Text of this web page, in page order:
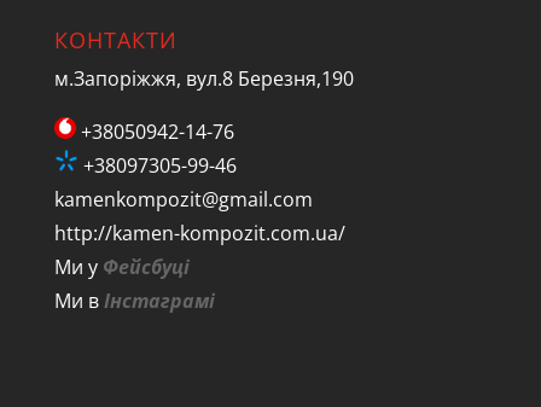
КОНТАКТИ
м.Запоріжжя, вул.8 Березня,190
+38050942-14-76
+38097305-99-46
kamenkompozit@gmail.com
http://kamen-kompozit.com.ua/
Ми у Фейсбуці
Ми вІнстаграмі